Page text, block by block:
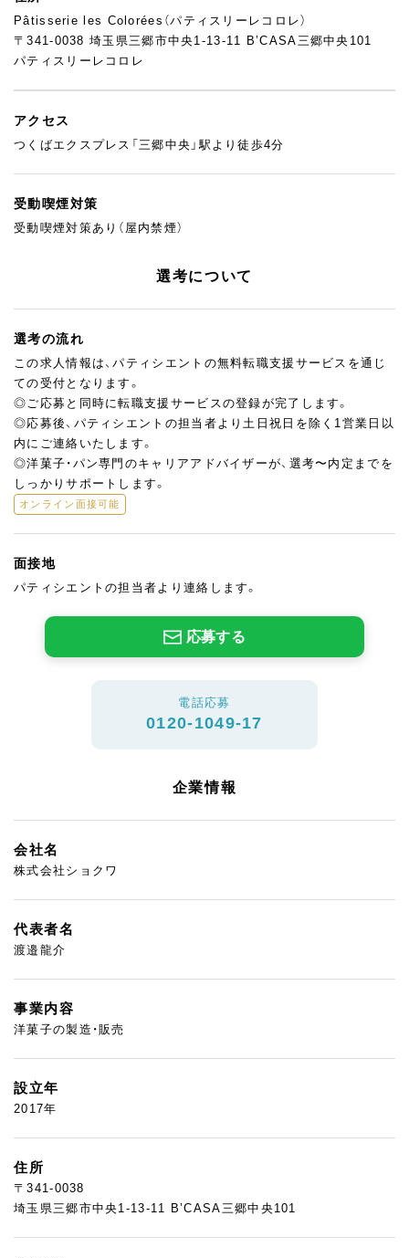
Pâtisserie les Colorées（パティスリーレコロレ）
〒341-0038 埼玉県三郷市中央1-13-11 B’CASA三郷中央101
パティスリーレコロレ
アクセス
つくばエクスプレス「三郷中央」駅より徒歩4分
受動喫煙対策
受動喫煙対策あり（屋内禁煙）
選考について
選考の流れ
この求人情報は、パティシエントの無料転職支援サービスを通じ
ての受付となります。
◎ご応募と同時に転職支援サービスの登録が完了します。
◎応募後、パティシエントの担当者より土日祝日を除く1営業日以
内にご連絡いたします。
◎洋菓子・パン専門のキャリアアドバイザーが、選考〜内定までを
しっかりサポートします。
オンライン面接可能
面接地
パティシエントの担当者より連絡します。
応募する
電話応募
0120-1049-17
企業情報
会社名
株式会社ショクワ
代表者名
渡邉龍介
事業内容
洋菓子の製造・販売
設立年
2017年
住所
〒341-0038
埼玉県三郷市中央1-13-11 B’CASA三郷中央101